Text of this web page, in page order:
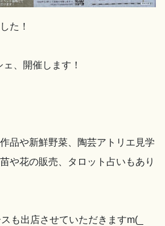
た！
、開催します！
品や新鮮野菜、陶芸アトリエ見学
や花の販売、タロット占いもあり
も出店させていただきますm(_